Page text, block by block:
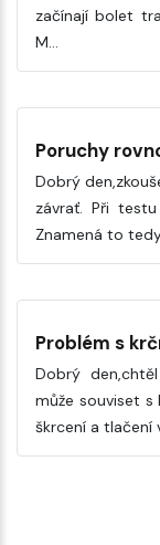
začínají bolet
M…
Poruchy
Dobrý
závrať. Při
Znamená to
Problém s
Dobrý
může souviset s
škrcení a tlačení